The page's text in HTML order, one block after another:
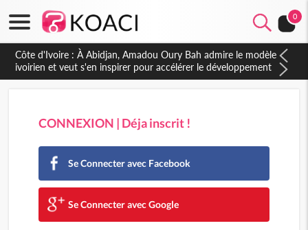
0
Côte d'Ivoire : À Abidjan, Amadou Oury Bah admire le modèle
ivoirien et veut s'en inspirer pour accélérer le développement
de la Guinée
CONNEXION | Déja inscrit !
Se Connecter avec Facebook
Se Connecter avec Google